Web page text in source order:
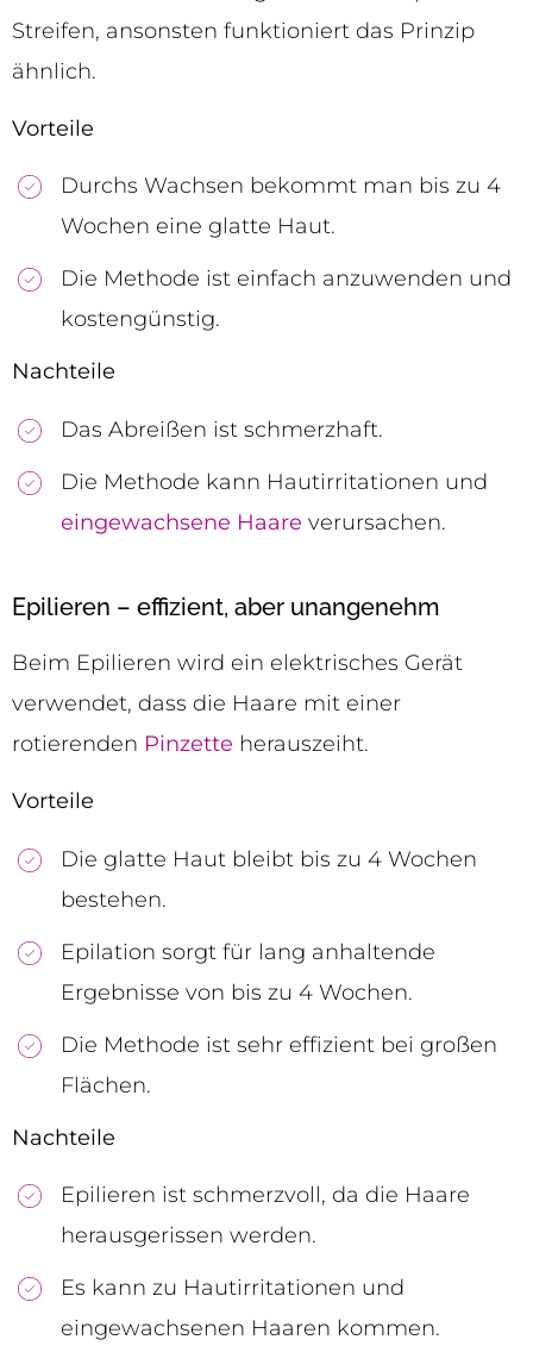
Streifen, ansonsten funktioniert das Prinzip
ähnlich.
Vorteile
Durchs Wachsen bekommt man bis zu 4
Wochen eine glatte Haut.
Die Methode ist einfach anzuwenden und
kostengünstig.
Nachteile
Das Abreißen ist schmerzhaft.
Die Methode kann Hautirritationen und
eingewachsene Haare verursachen.
Epilieren – effizient, aber unangenehm
Beim Epilieren wird ein elektrisches Gerät
verwendet, dass die Haare mit einer
rotierenden Pinzette herauszeiht.
Vorteile
Die glatte Haut bleibt bis zu 4 Wochen
bestehen.
Epilation sorgt für lang anhaltende
Ergebnisse von bis zu 4 Wochen.
Die Methode ist sehr effizient bei großen
Flächen.
Nachteile
Epilieren ist schmerzvoll, da die Haare
herausgerissen werden.
Es kann zu Hautirritationen und
eingewachsenen Haaren kommen.